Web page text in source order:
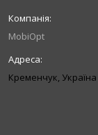
MobiOpt
Кременчук, Україна